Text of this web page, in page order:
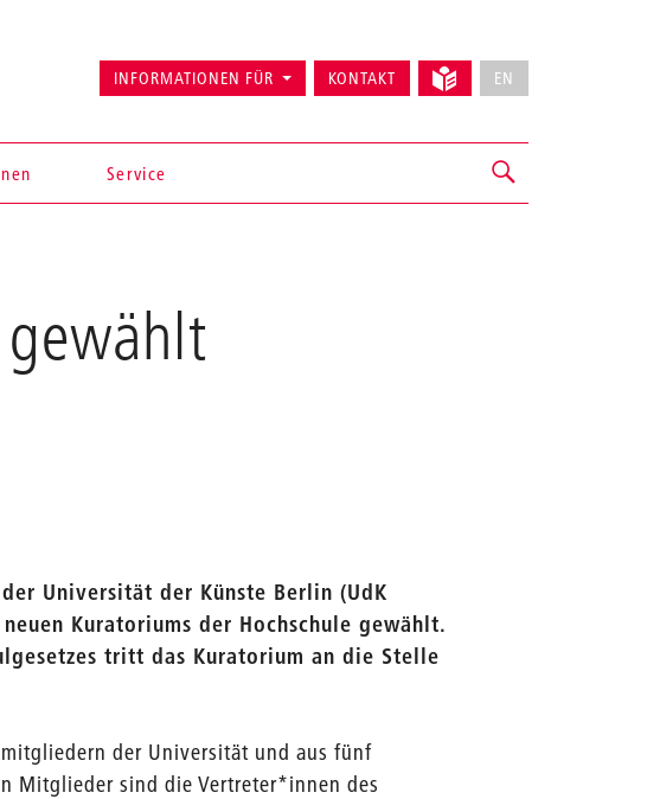
Service
INFORMATIONEN FÜR KONTAKT EN
der
UdK
Universität der Künste Berlin (UdK
Kuratoriums der Hochschule gewählt.
tritt das Kuratorium an die Stelle
der Universität und aus fünf
Mitglieder sind die Vertreter*innen des